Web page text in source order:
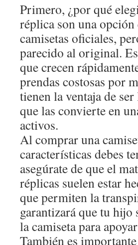
Primero, ¿por qué
réplica son una
camisetas oficiales,
parecido al original.
que crecen
prendas costosas por
tienen la ventaja de
que las convierte en
activos.
Al comprar una
características debes
asegúrate de que el
réplicas suelen estar
que permiten la
garantizará que tu hijo
la camiseta para
También es